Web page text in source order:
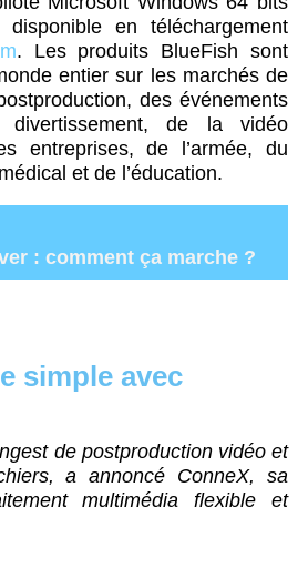
disponible en téléchargement
. Les produits BlueFish sont
entier sur les marchés de
des événements
de la vidéo
entreprises, de l’armée, du
et de l’éducation.
: comment ça marche ?
simple avec
de postproduction vidéo et
a annoncé ConneX, sa
multimédia flexible et